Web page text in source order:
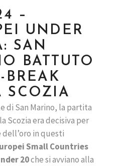
–
UNDER
SAN
BATTUTO
SCOZIA
di San Marino, la partita
Scozia era decisiva per
dell’oro in questi
Small Countries
20che si avviano alla